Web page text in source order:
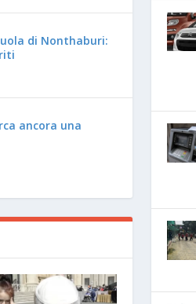
di Nonthaburi:
ancora una